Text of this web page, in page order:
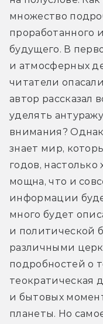
множество
проработанного
будущего. В
и атмосферных
читатели
автор рассказал
уделять
внимания?
знает мир,
годов, настолько
мощна, что и
информации
много будет
и политической
различными
подробностей о
теократическая
и бытовых
планеты. Но